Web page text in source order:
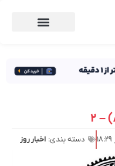
۱۸:۲۹ دسته بندی: اخبار روز